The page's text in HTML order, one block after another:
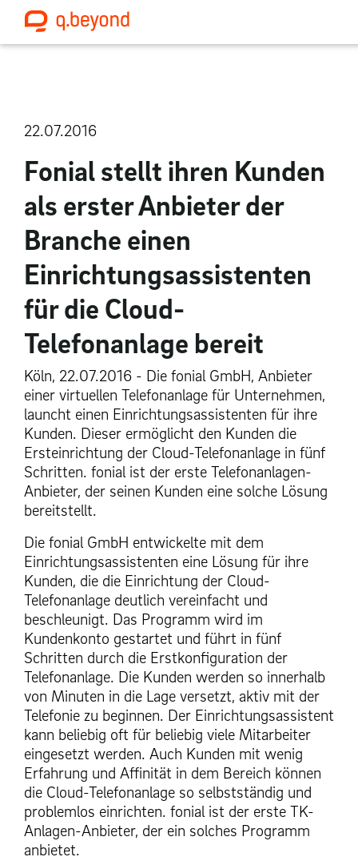
22.07.2016
Fonial stellt ihren Kunden
als erster Anbieter der
Branche einen
Einrichtungsassistenten
für die Cloud-
Telefonanlage bereit
Köln, 22.07.2016 - Die fonial GmbH, Anbieter
einer virtuellen Telefonanlage für Unternehmen,
launcht einen Einrichtungsassistenten für ihre
Kunden. Dieser ermöglicht den Kunden die
Ersteinrichtung der Cloud-Telefonanlage in fünf
Schritten. fonial ist der erste Telefonanlagen-
Anbieter, der seinen Kunden eine solche Lösung
bereitstellt.
Die fonial GmbH entwickelte mit dem
Einrichtungsassistenten eine Lösung für ihre
Kunden, die die Einrichtung der Cloud-
Telefonanlage deutlich vereinfacht und
beschleunigt. Das Programm wird im
Kundenkonto gestartet und führt in fünf
Schritten durch die Erstkonfiguration der
Telefonanlage. Die Kunden werden so innerhalb
von Minuten in die Lage versetzt, aktiv mit der
Telefonie zu beginnen. Der Einrichtungsassistent
kann beliebig oft für beliebig viele Mitarbeiter
eingesetzt werden. Auch Kunden mit wenig
Erfahrung und Affinität in dem Bereich können
die Cloud-Telefonanlage so selbstständig und
problemlos einrichten. fonial ist der erste TK-
Anlagen-Anbieter, der ein solches Programm
anbietet.